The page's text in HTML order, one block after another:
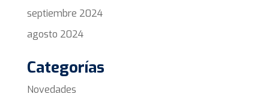
septiembre 2024
agosto 2024
Categorías
Novedades